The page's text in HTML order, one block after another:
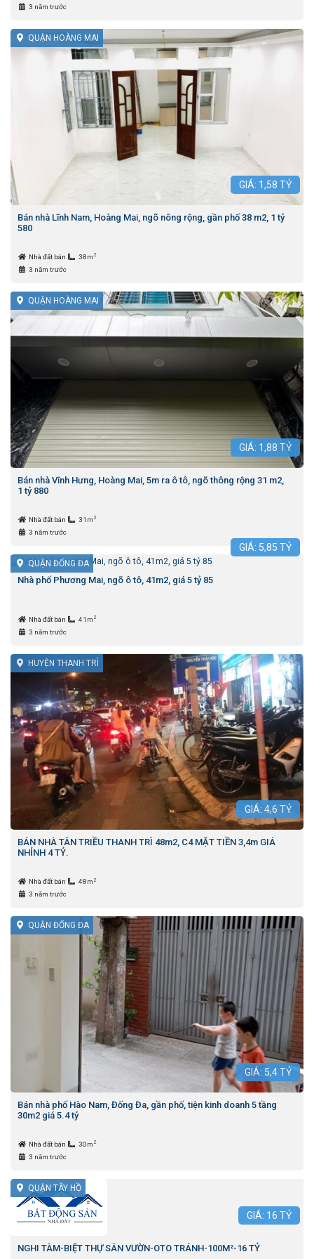
3 năm trước
QUẬN HOÀNG MAI
GIÁ: 1,58 TỶ
Bán nhà Lĩnh Nam, Hoàng Mai, ngõ nông rộng, gần phố 38 m2, 1 tỷ
580
Nhà đất bán 38m 2
3 năm trước
QUẬN HOÀNG MAI
GIÁ: 1,88 TỶ
Bán nhà Vĩnh Hưng, Hoàng Mai, 5m ra ô tô, ngõ thông rộng 31 m2,
1 tỷ 880
Nhà đất bán 31m 2
3 năm trước
QUẬN ĐỐNG ĐA
GIÁ: 5,85 TỶ
Nhà phố Phương Mai, ngõ ô tô, 41m2, giá 5 tỷ 85
Nhà đất bán 41m 2
3 năm trước
HUYỆN THANH TRÌ
GIÁ: 4,6 TỶ
BÁN NHÀ TÂN TRIỀU THANH TRÌ 48m2, C4 MẶT TIỀN 3,4m GIÁ
NHỈNH 4 TỶ.
Nhà đất bán 48m 2
3 năm trước
QUẬN ĐỐNG ĐA
GIÁ: 5,4TỶ
Bán nhà phố Hào Nam, Đống Đa, gần phố, tiện kinh doanh 5 tầng
30m2 giá 5.4 tỷ
Nhà đất bán 30m 2
3 năm trước
QUẬN TÂY HỒ
GIÁ: 16 TỶ
NGHI TÀM-BIỆT THỰ SÂN VƯỜN-OTO TRÁNH-100M²-16 TỶ